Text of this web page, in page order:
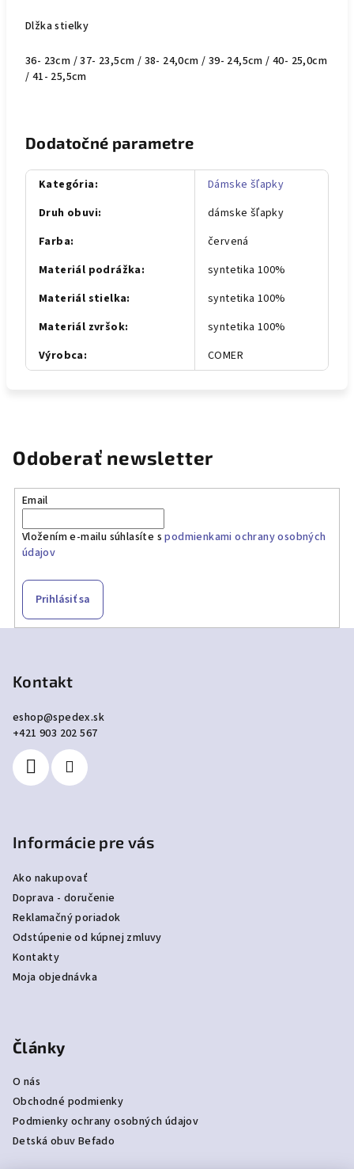
Dlžka stielky
36- 23cm / 37- 23,5cm / 38- 24,0cm / 39- 24,5cm / 40- 25,0cm
/ 41- 25,5cm
Dodatočné parametre
Kategória:
Dámske šľapky
Druh obuvi:
dámske šľapky
Farba:
červená
Materiál podrážka:
syntetika 100%
Materiál stielka:
syntetika 100%
Materiál zvršok:
syntetika 100%
Výrobca: COMER
Odoberať newsletter
Email
Vložením e-mailu súhlasíte spodmienkami ochrany osobných
údajov
Prihlásiť sa
Kontakt
eshop@spedex.sk
+421 903 202 567
Informácie pre vás
Ako nakupovať
Doprava - doručenie
Reklamačný poriadok
Odstúpenie od kúpnej zmluvy
Kontakty
Moja objednávka
Články
O nás
Obchodné podmienky
Podmienky ochrany osobných údajov
Detská obuv Befado